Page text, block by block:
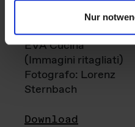
Nur
EVA Cucina
(Immagini ritagliati)
Fotografo: Lorenz
Sternbach
Download